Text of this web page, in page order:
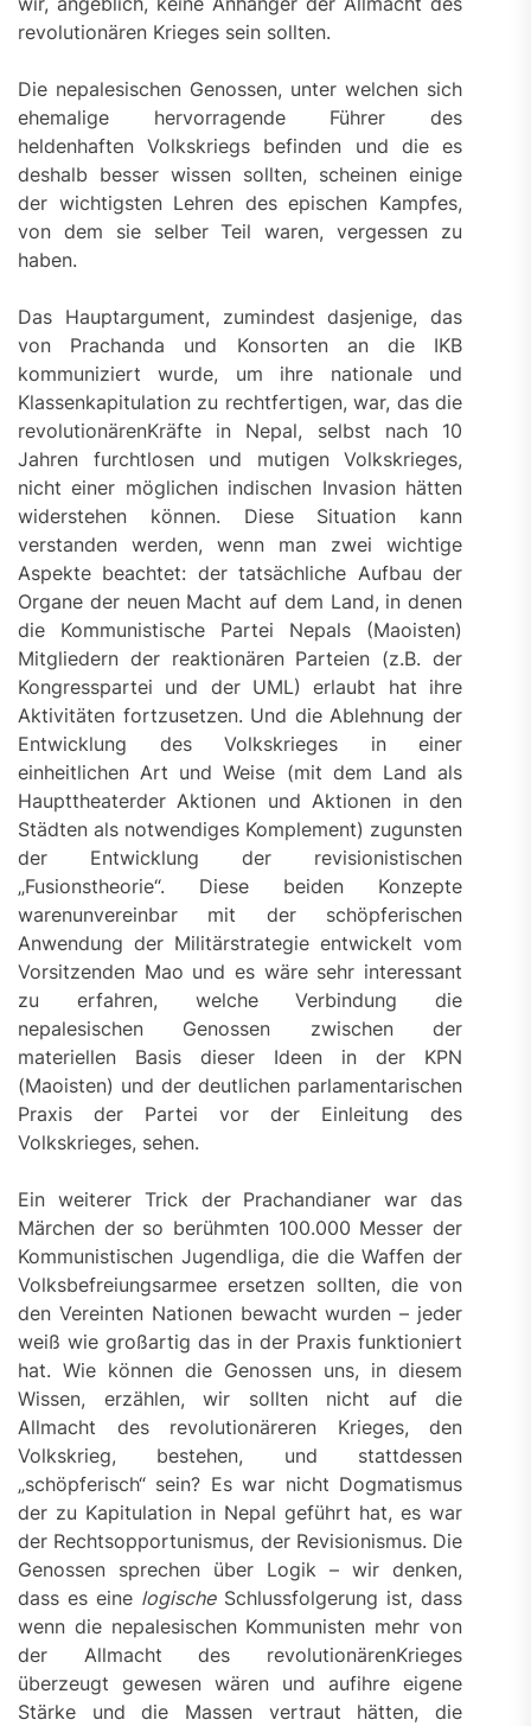
revolutionären Krieges sein sollten.
Die nepalesischen Genossen, unter welchen sich
ehemalige hervorragende Führer des
heldenhaften Volkskriegs befinden und die es
deshalb besser wissen sollten, scheinen einige
der wichtigsten Lehren des epischen Kampfes,
von dem sie selber Teil waren, vergessen zu
haben.
Das Hauptargument, zumindest dasjenige, das
von Prachanda und Konsorten an die IKB
kommuniziert wurde, um ihre nationale und
Klassenkapitulation zu rechtfertigen, war, das die
revolutionärenKräfte in Nepal, selbst nach 10
Jahren furchtlosen und mutigen Volkskrieges,
nicht einer möglichen indischen Invasion hätten
widerstehen können. Diese Situation kann
verstanden werden, wenn man zwei wichtige
Aspekte beachtet: der tatsächliche Aufbau der
Organe der neuen Macht auf dem Land, in denen
die Kommunistische Partei Nepals (Maoisten)
Mitgliedern der reaktionären Parteien (z.B. der
Kongresspartei und der UML) erlaubt hat ihre
Aktivitäten fortzusetzen. Und die Ablehnung der
Entwicklung des Volkskrieges in einer
einheitlichen Art und Weise (mit dem Land als
Haupttheaterder Aktionen und Aktionen in den
Städten als notwendiges Komplement) zugunsten
der Entwicklung der revisionistischen
„Fusionstheorie“. Diese beiden Konzepte
warenunvereinbar mit der schöpferischen
Anwendung der Militärstrategie entwickelt vom
Vorsitzenden Mao und es wäre sehr interessant
zu erfahren, welche Verbindung die
nepalesischen Genossen zwischen der
materiellen Basis dieser Ideen in der KPN
(Maoisten) und der deutlichen parlamentarischen
Praxis der Partei vor der Einleitung des
Volkskrieges, sehen.
Ein weiterer Trick der Prachandianer war das
Märchen der so berühmten 100.000 Messer der
Kommunistischen Jugendliga, die die Waffen der
Volksbefreiungsarmee ersetzen sollten, die von
den Vereinten Nationen bewacht wurden – jeder
weiß wie großartig das in der Praxis funktioniert
hat. Wie können die Genossen uns, in diesem
Wissen, erzählen, wir sollten nicht auf die
Allmacht des revolutionäreren Krieges, den
Volkskrieg, bestehen, und stattdessen
„schöpferisch“ sein? Es war nicht Dogmatismus
der zu Kapitulation in Nepal geführt hat, es war
der Rechtsopportunismus, der Revisionismus. Die
Genossen sprechen über Logik – wir denken,
dass es eine logischeSchlussfolgerung ist, dass
wenn die nepalesischen Kommunisten mehr von
der Allmacht des revolutionärenKrieges
überzeugt gewesen wären und aufihre eigene
Stärke und die Massen vertraut hätten, die